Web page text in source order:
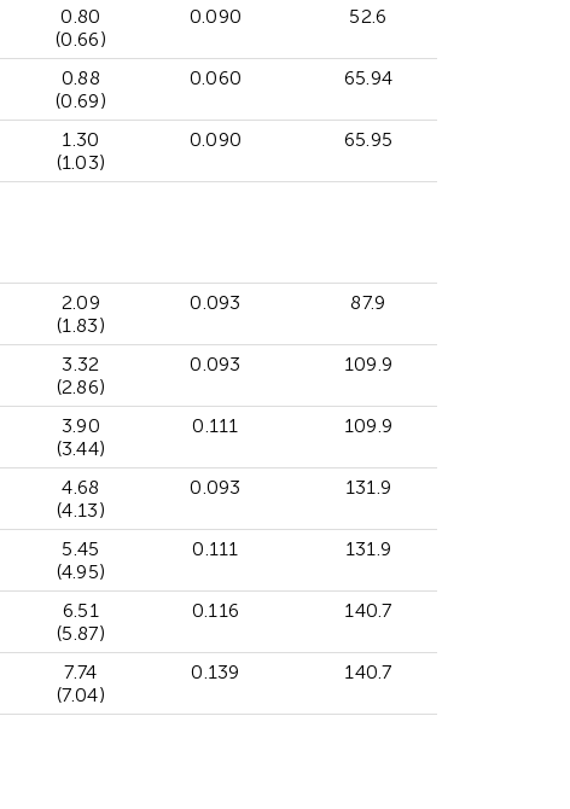
0.80
(0.66)
0.090 52.6
0.88
(0.69)
0.060 65.94
1.30
(1.03)
0.090 65.95
2.09
(1.83)
0.093 87.9
3.32
(2.86)
0.093 109.9
3.90
(3.44)
0.111 109.9
4.68
(4.13)
0.093 131.9
5.45
(4.95)
0.111 131.9
6.51
(5.87)
0.116 140.7
7.74
(7.04)
0.139 140.7